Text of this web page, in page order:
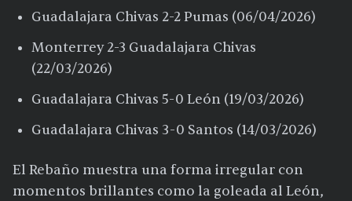
Guadalajara Chivas 2-2 Pumas (06/04/2026)
Monterrey 2-3 Guadalajara Chivas
(22/03/2026)
Guadalajara Chivas 5-0 León (19/03/2026)
Guadalajara Chivas 3-0 Santos (14/03/2026)
El Rebaño muestra una forma irregular con
momentos brillantes como la goleada al León,